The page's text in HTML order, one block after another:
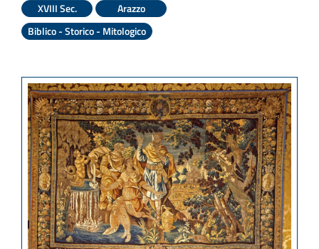
XVIII Sec.
Arazzo
Biblico - Storico - Mitologico